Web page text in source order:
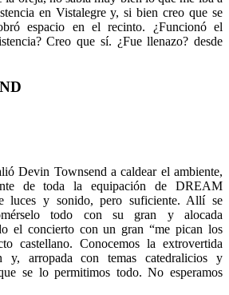
en Vistalegre y, si bien creo que se
espacio en el recinto. ¿Funcionó el
Creo que sí. ¿Fue llenazo? desde
Devin Townsend a caldear el ambiente,
de toda la equipación de DREAM
luces y sonido, pero suficiente. Allí se
todo con su gran y alocada
el concierto con un gran “me pican los
castellano. Conocemos la extrovertida
y, arropada con temas catedralicios y
se lo permitimos todo. No esperamos